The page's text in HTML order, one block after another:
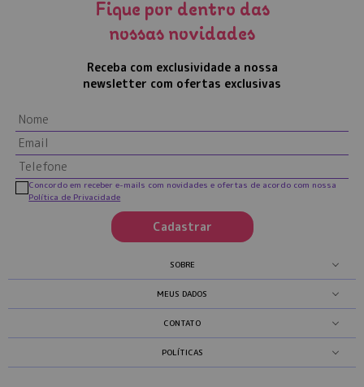
Fique por dentro das
nossas novidades
Receba com exclusividade a nossa
newsletter com ofertas exclusivas
Cadastrar
Concordo em receber e-mails com novidades e ofertas de acordo com nossa
Política de Privacidade
SOBRE
MEUS DADOS
CONTATO
POLÍTICAS